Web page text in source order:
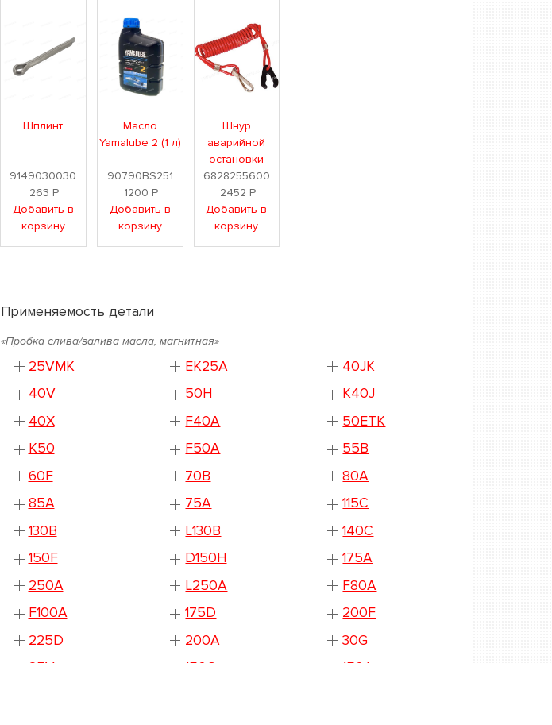
Шплинт
9149030030
263Р
Добавить в
корзину
Масло
Yamalube 2 (1 л)
90790BS251
1200 Р
Добавить в
корзину
Шнур
аварийной
остановки
6828255600
2452 Р
Добавить в
корзину
Применяемость детали
«Пробка слива/залива масла, магнитная»
25VMK EK25A
40JK
40V
50H
K40J
40X
F40A
50ETK
K50
F50A
55B
60F
70B
80A
85A
75A
115C
130B
L130B
140C
150F
D150H
175A
250A
L250A
F80A
F100A
175D
200F
225D
200A
30G
25V
150G
150A